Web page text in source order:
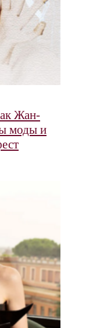
Жан-
моды и